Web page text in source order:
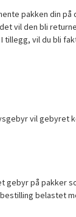
pakken din
vil den bli
tillegg, vil du bli
vil gebyret
gebyr på pakker
belastet